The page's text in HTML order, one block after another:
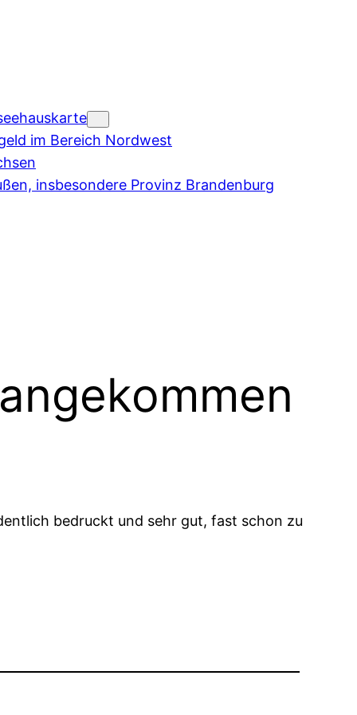
im Bereich Nordwest
insbesondere Provinz Brandenburg
bedruckt und sehr gut, fast schon zu